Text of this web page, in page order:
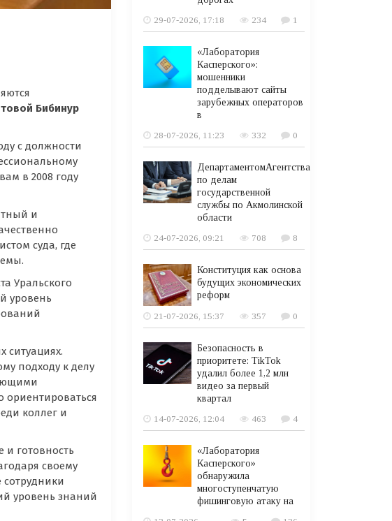
Бибинур
с должности
в 2008 году
и
суда, где
Уральского
уровень
ситуациях.
подходу к делу
ориентироваться
коллег и
и готовность
своему
уровень знаний
29-07-2026, 17:18
234 1
«Лаборатория
Касперского»:
мошенники
подделывают сайты
зарубежных операторов
в
28-07-2026, 11:23
332 0
ДепартаментомАгентства
по делам
государственной
службы по Акмолинской
области
24-07-2026, 09:21
708 8
Конституция как основа
будущих экономических
реформ
21-07-2026, 15:37
357 0
Безопасность в
приоритете: TikTok
удалил более 1,2 млн
видео за первый
квартал
14-07-2026, 12:04
463 4
«Лаборатория
Касперского»
обнаружила
многоступенчатую
фишинговую атаку на